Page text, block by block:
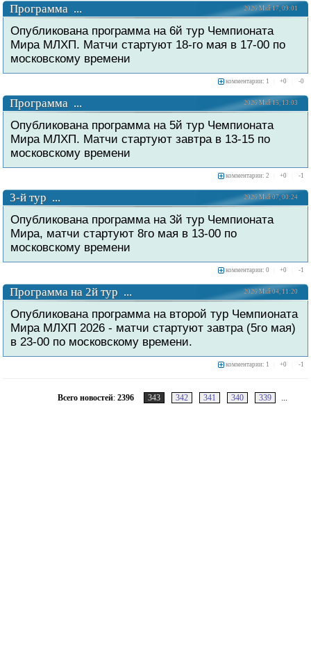
2026 Май 17, 09:01
Программа ...
Опубликована программа на 6й тур Чемпионата
Мира МЛХП. Матчи стартуют 18-го мая в 17-00 по
московскому времени
комментарии: 1 +0 -0
2026 Май 15, 13:03
Программа ...
Опубликована программа на 5й тур Чемпионата
Мира МЛХП. Матчи стартуют завтра в 13-15 по
московскому времени
комментарии: 2 +0 -1
2026 Май 07, 00:24
3-й тур ...
Опубликована программа на 3й тур Чемпионата
Мира, матчи стартуют 8го мая в 13-00 по
московскому времени
комментарии: 0 +0 -1
2026 Май 04, 11:20
Программа на 2й тур ...
Опубликована программа на второй тур Чемпионата
Мира МЛХП 2026 - матчи стартуют завтра (5го мая)
в 23-00 по московскому времени.
комментарии: 1 +0 -1
Всего новостей: 2396 343 342 341 340 339 ...